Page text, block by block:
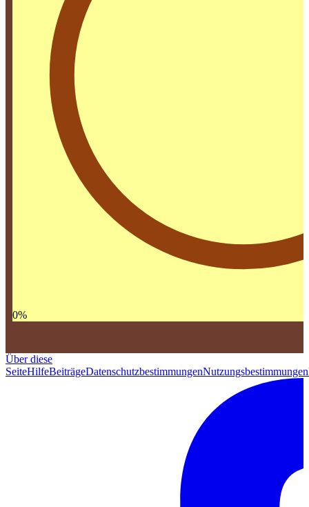
0%
Über diese
SeiteHilfeBeiträgeDatenschutzbestimmungenNutzungsbestimmungen